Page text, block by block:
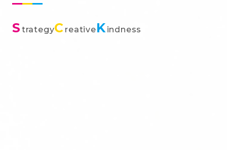
S trategyC reativeKindness